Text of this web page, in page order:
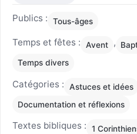
Publics : Tous-âges
Temps et fêtes : Avent ,
Temps divers
Catégories : Astuces et idées
Documentation et réflexions
Textes bibliques : 1